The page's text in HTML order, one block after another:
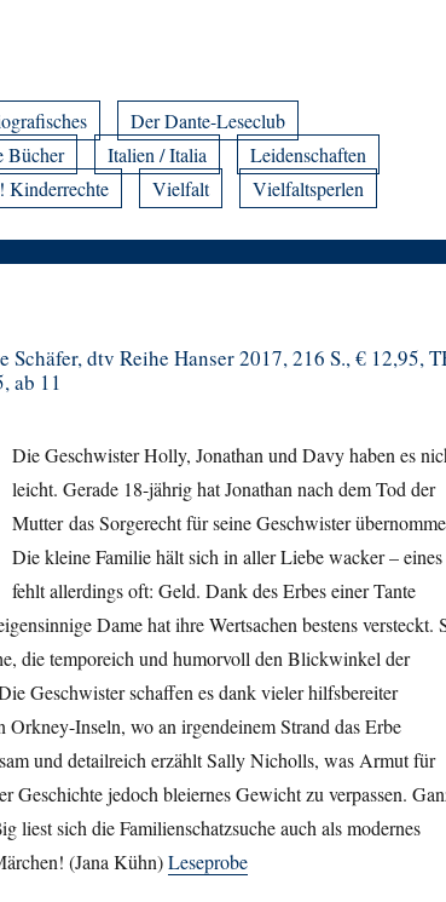
Der Dante-Leseclub
Bücher Italien / Italia
Leidenschaften
Kinderrechte Vielfalt
Vielfaltsperlen
Schäfer, dtv Reihe Hanser 2017, 216 S., € 12,95,
ab 11
Die Geschwister Holly, Jonathan und Davy haben es
leicht. Gerade 18-jährig hat Jonathan nach dem Tod der
Mutter das Sorgerecht für seine Geschwister
Die kleine Familie hält sich in aller Liebe wacker – eines
fehlt allerdings oft: Geld. Dank des Erbes einer Tante
Dame hat ihre Wertsachen bestens versteckt.
die temporeich und humorvoll den Blickwinkel der
Geschwister schaffen es dank vieler hilfsbereiter
Orkney-Inseln, wo an irgendeinem Strand das Erbe
und detailreich erzählt Sally Nicholls, was Armut für
Geschichte jedoch bleiernes Gewicht zu verpassen.
liest sich die Familienschatzsuche auch als modernes
(Jana Kühn)Leseprobe